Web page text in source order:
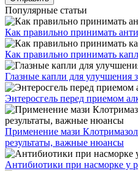
Популярные статьи
Как правильно принимать
Как правильно принимать
Глазные капли для улучшения
Энтеросгель перед приемом
Применение мази
результаты, важные нюансы
Антибиотики при насморке у